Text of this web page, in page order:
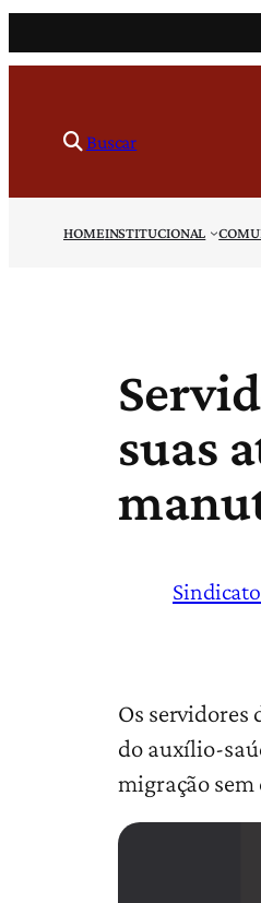
para
conteúdo
Buscar
HOMEINSTITUCIONAL
suas
Os servidores
do auxílio-
migração sem